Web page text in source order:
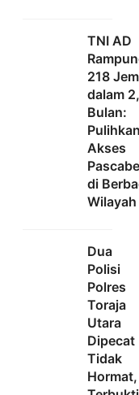
TNI AD
218
dalam
Bulan:
Pulihkan
Akses
di
Wilayah
Dua
Polisi
Polres
Toraja
Utara
Dipecat
Tidak
Hormat,